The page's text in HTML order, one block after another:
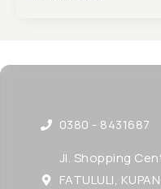
0380 - 8431687
Jl. Shopping
FATULULI,